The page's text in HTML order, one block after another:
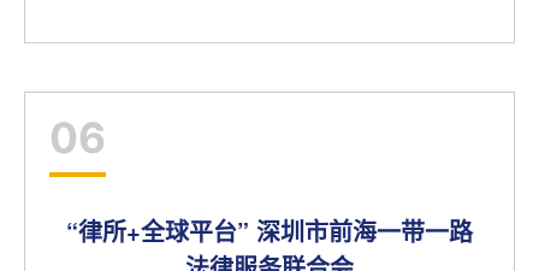
06
“律所+全球平台” 深圳市前海一带一路